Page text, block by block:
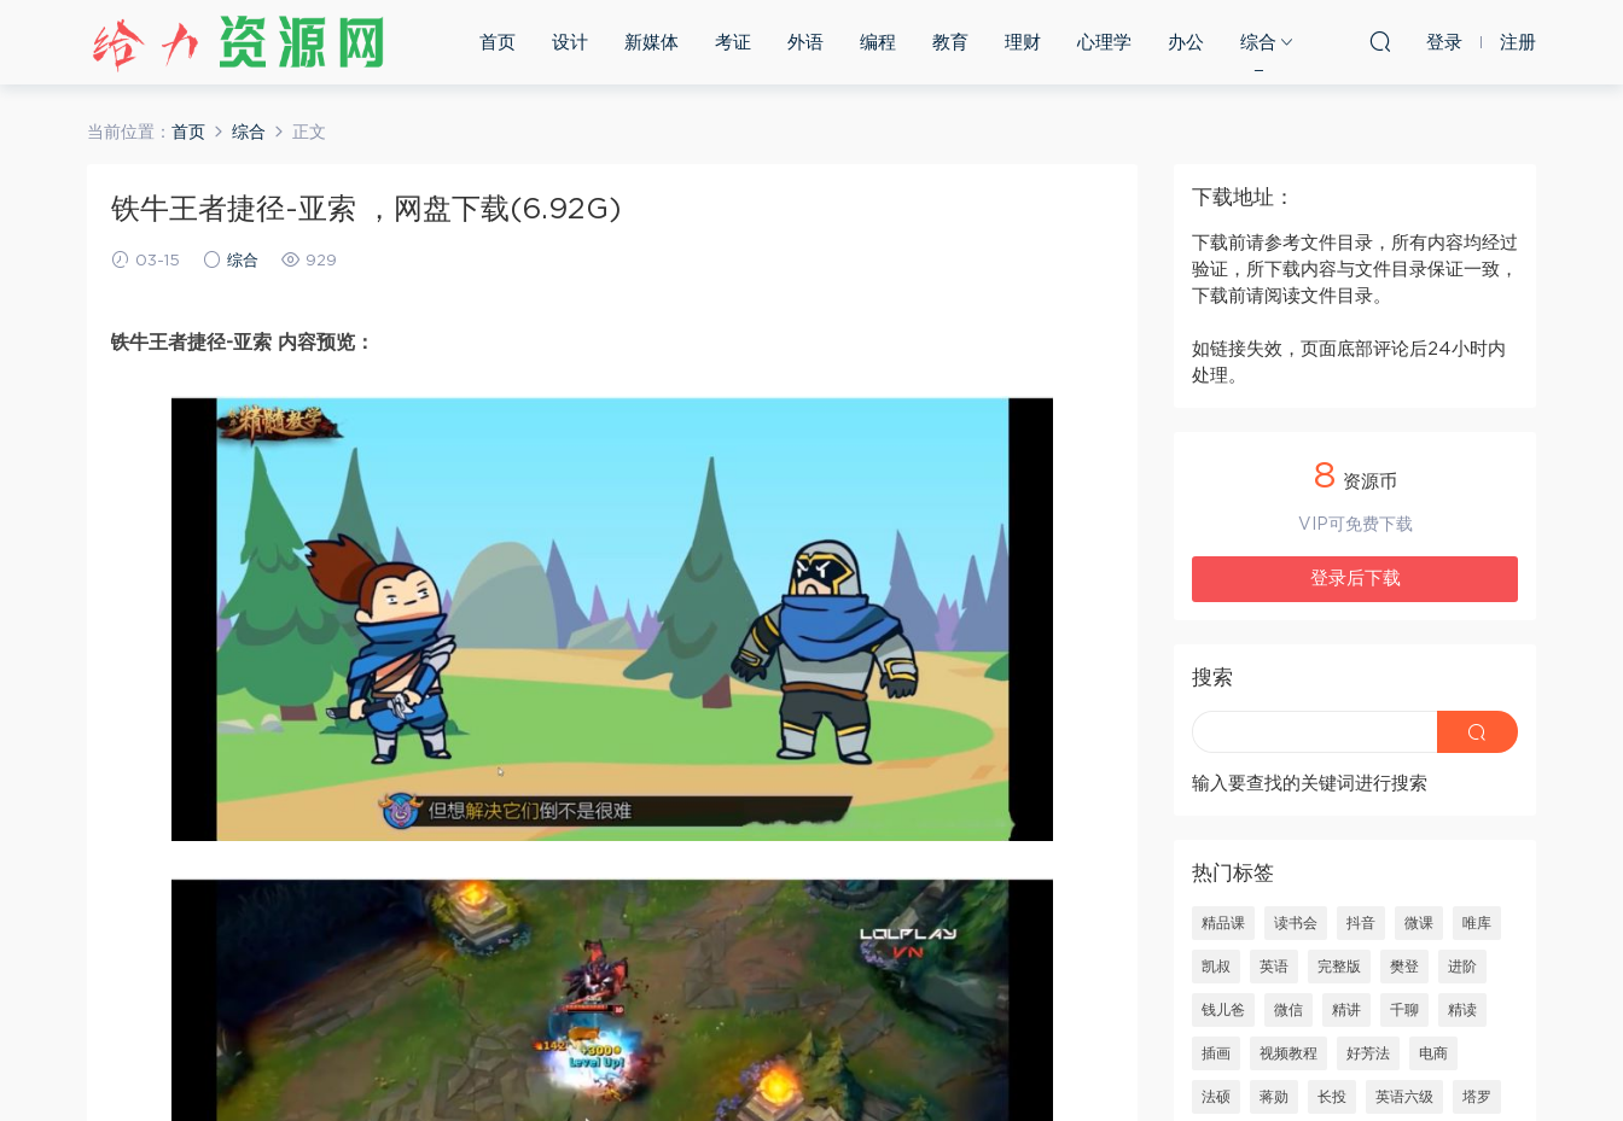
首页 设计 新媒体 考证 外语 编程 教育 理财 心理学 办公 综合 登录 注册
当前位置： 首页 综合 正文
铁牛王者捷径-亚索 ，网盘下载(6.92G)
03-15 综合 929
铁牛王者捷径-亚索 内容预览：
下载地址：
下载前请参考文件目录，所有内容均经过
验证，所下载内容与文件目录保证一致，
下载前请阅读文件目录。
如链接失效，页面底部评论后24小时内
处理。
8 资源币
VIP可免费下载
登录后下载
搜索
输入要查找的关键词进行搜索
热门标签
精品课 读书会 抖音 微课 唯库
凯叔 英语 完整版 樊登 进阶
钱儿爸 微信 精讲 千聊 精读
插画 视频教程 好芳法 电商
法硕 蒋勋 长投 英语六级 塔罗